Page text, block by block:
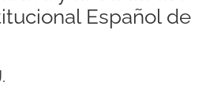
Español de